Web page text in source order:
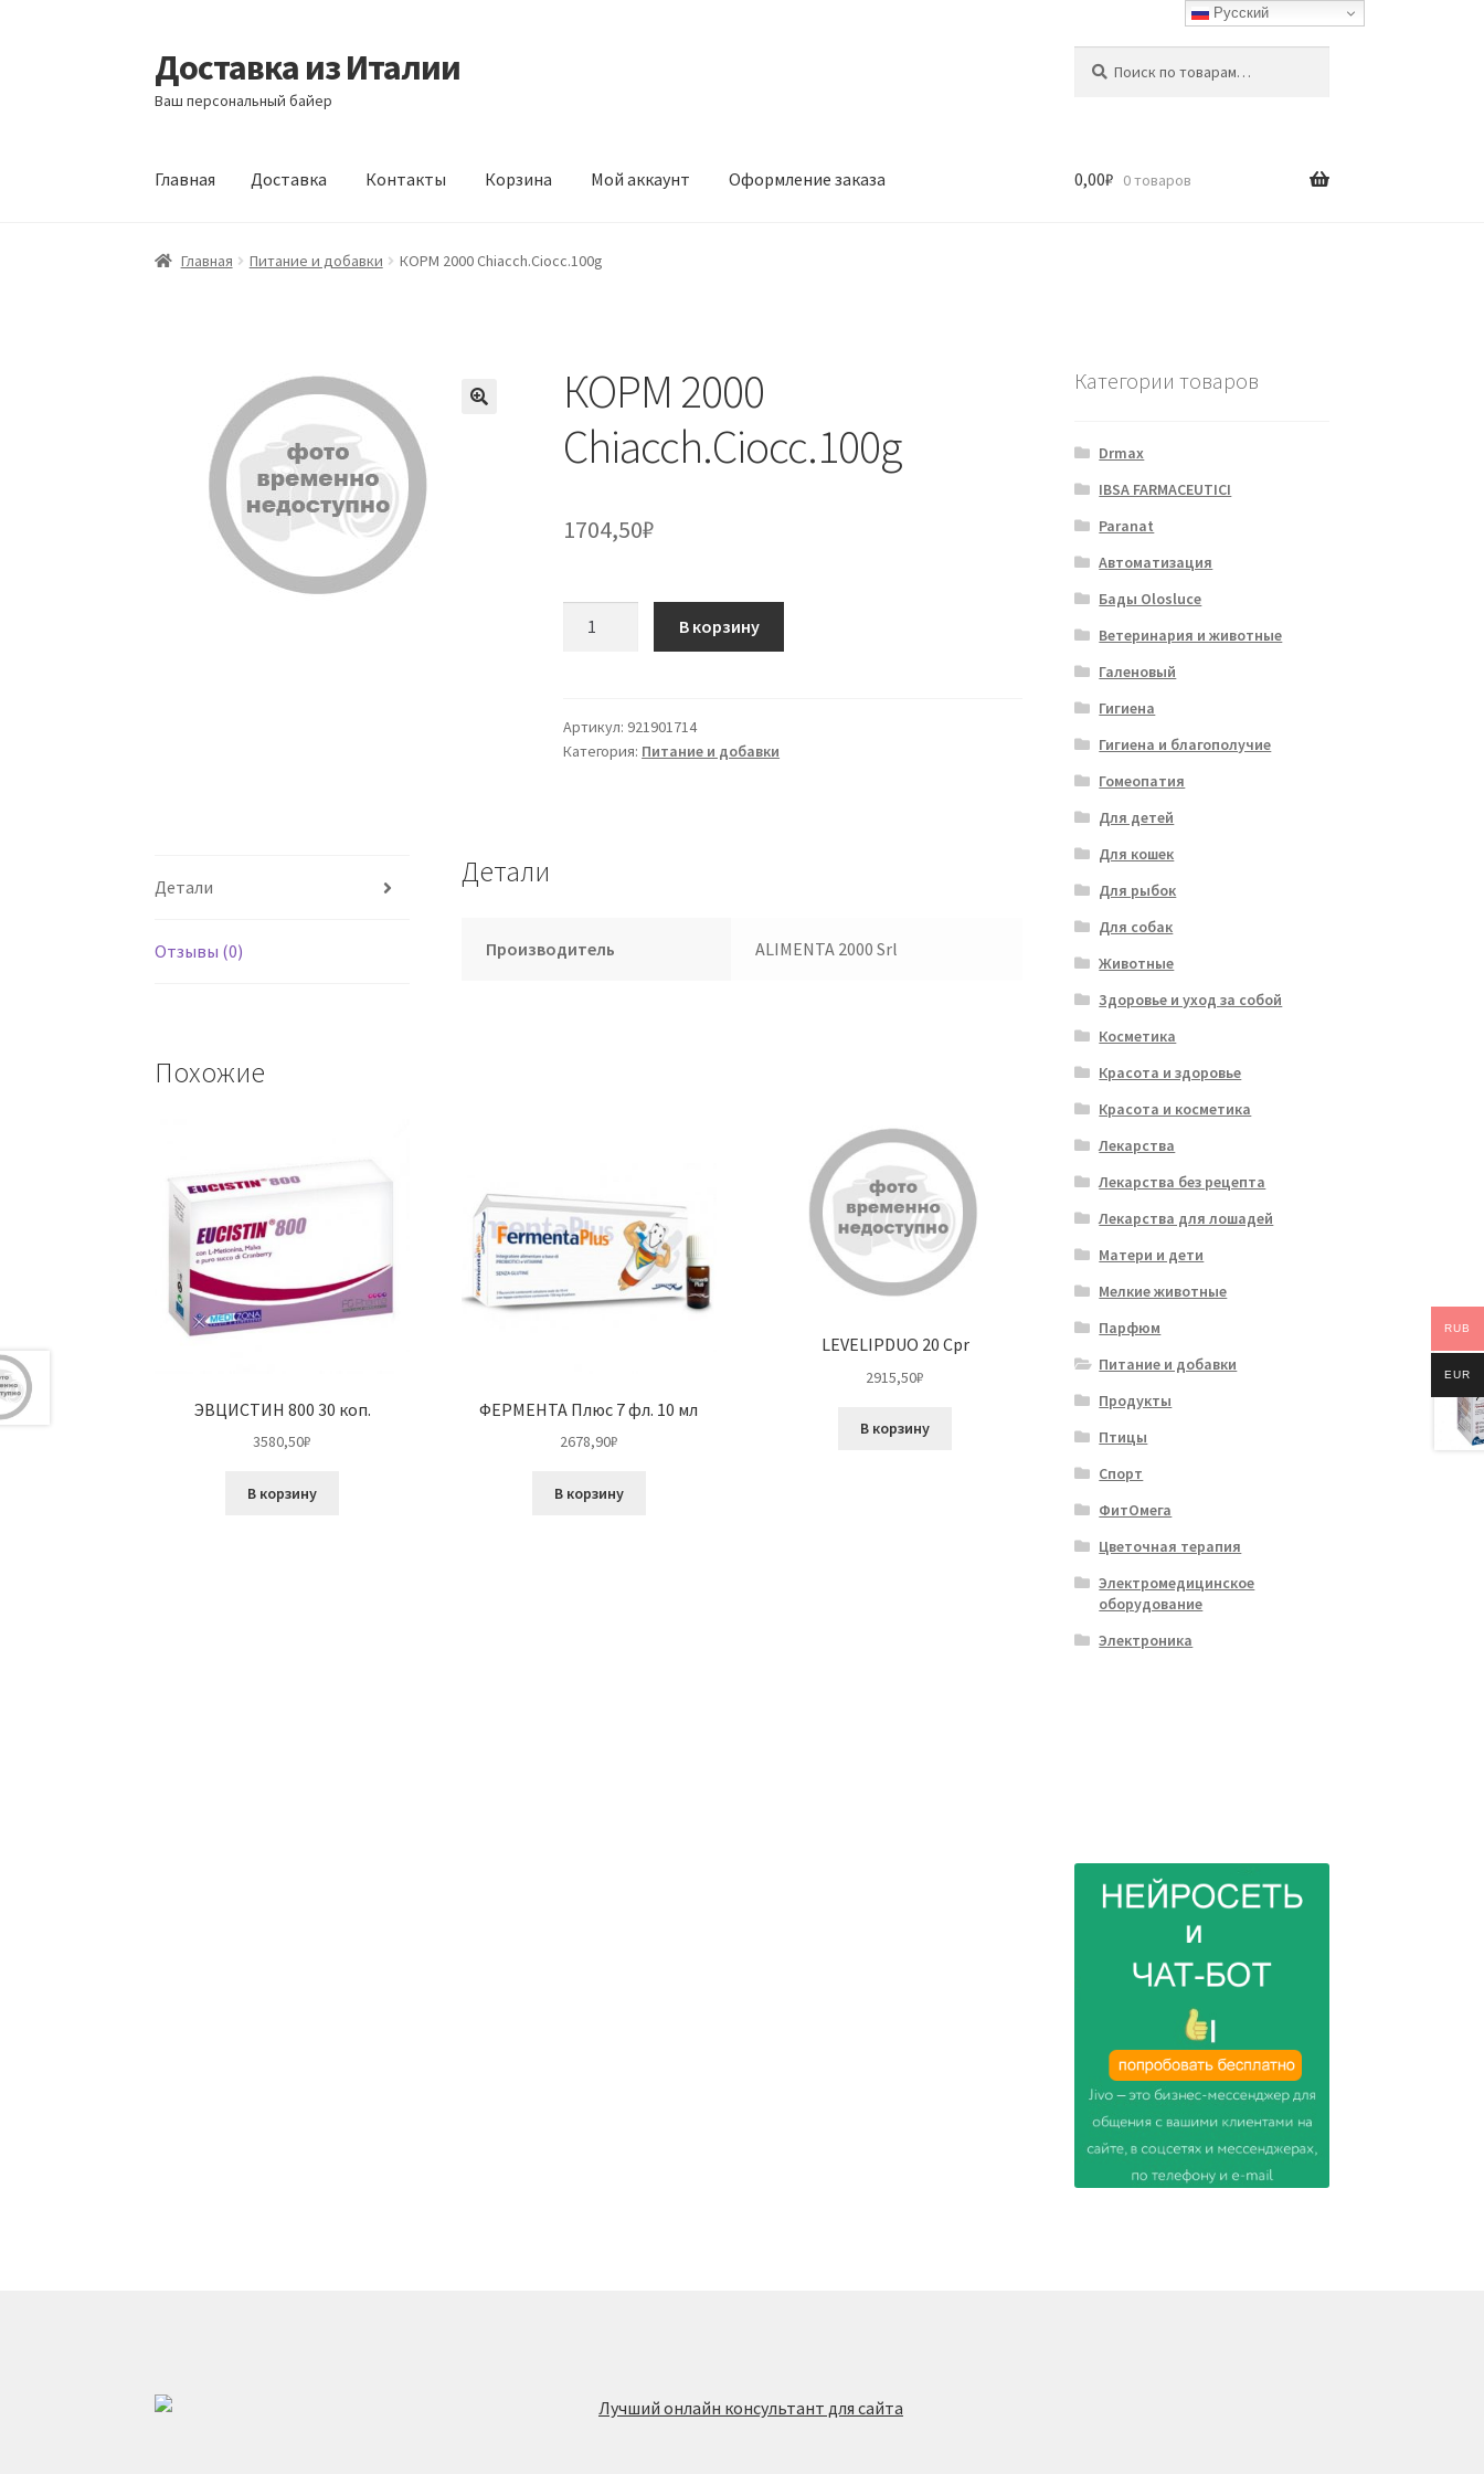
Перейти
к
навигации
Перейти
к
содержимому
Доставка из Италии
Ваш персональный байер
Главная Доставка Контакты Корзина Мой аккаунт Оформление заказа
Главная Доставка Контакты Корзина Мой аккаунт Оформление заказа
0,00₽ 0 товаров
Главная Питание и добавки КОРМ 2000 Chiacch.Ciocc.100g
КОРМ 2000
Chiacch.Ciocc.100g
1704,50₽
Chiacch.Ciocc.100g
В корзину
Артикул: 921901714
Категория: Питание и добавки
Детали
Отзывы (0)
Детали
Производитель ALIMENTA 2000 Srl
Похожие
ЭВЦИСТИН 800 30 коп.
3580,50₽
В корзину
ФЕРМЕНТА Плюс 7 фл. 10 мл
2678,90₽
В корзину
LEVELIPDUO 20 Cpr
2915,50₽
В корзину
Категории товаров
Drmax
IBSA FARMACEUTICI
Paranat
Автоматизация
Бады Olosluce
Ветеринария и животные
Галеновый
Гигиена
Гигиена и благополучие
Гомеопатия
Для детей
Для кошек
Для рыбок
Для собак
Животные
Здоровье и уход за собой
Косметика
Красота и здоровье
Красота и косметика
Лекарства
Лекарства без рецепта
Лекарства для лошадей
Матери и дети
Мелкие животные
Парфюм
Питание и добавки
Продукты
Птицы
Спорт
ФитОмега
Цветочная терапия
Электромедицинское
оборудование
Электроника
Русский
RUB
EUR